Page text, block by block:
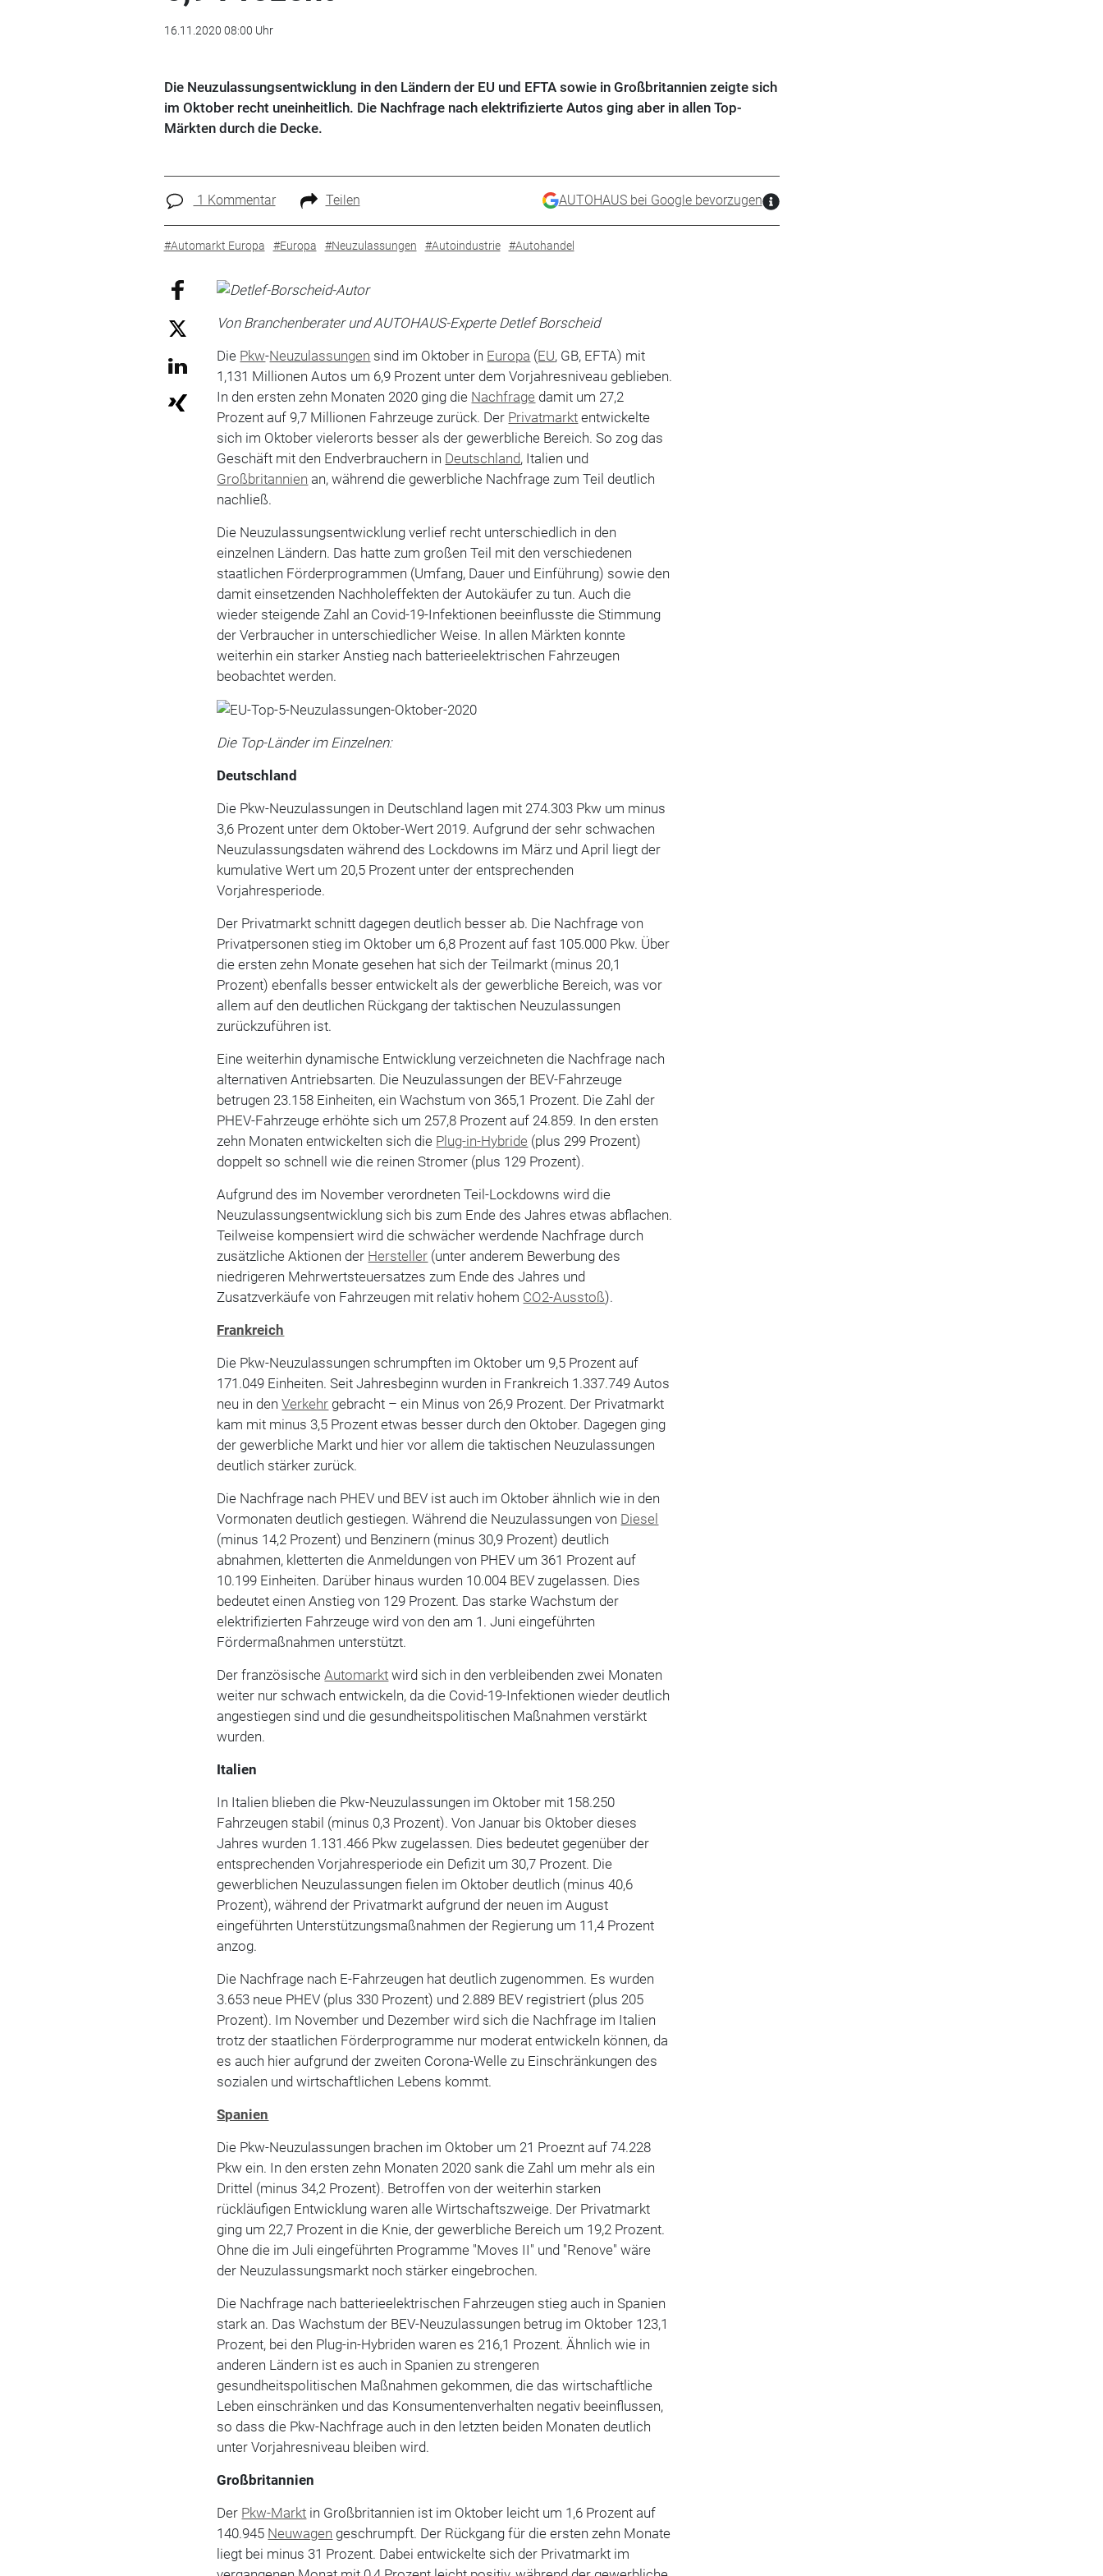
16.11.2020 08:00 Uhr
Die Neuzulassungsentwicklung in den Ländern der EU und EFTA sowie in Großbritannien zeigte sich
im Oktober recht uneinheitlich. Die Nachfrage nach elektrifizierte Autos ging aber in allen Top-
Märkten durch die Decke.
1 Kommentar Teilen AUTOHAUS bei Google bevorzugen
#Automarkt Europa #Europa #Neuzulassungen #Autoindustrie #Autohandel
Von Branchenberater und AUTOHAUS-Experte Detlef Borscheid
Die Pkw-Neuzulassungen sind im Oktober in Europa (EU, GB, EFTA) mit
1,131 Millionen Autos um 6,9 Prozent unter dem Vorjahresniveau geblieben.
In den ersten zehn Monaten 2020 ging die Nachfrage damit um 27,2
Prozent auf 9,7 Millionen Fahrzeuge zurück. Der Privatmarkt entwickelte
sich im Oktober vielerorts besser als der gewerbliche Bereich. So zog das
Geschäft mit den Endverbrauchern in Deutschland, Italien und
Großbritannien an, während die gewerbliche Nachfrage zum Teil deutlich
nachließ.
Die Neuzulassungsentwicklung verlief recht unterschiedlich in den
einzelnen Ländern. Das hatte zum großen Teil mit den verschiedenen
staatlichen Förderprogrammen (Umfang, Dauer und Einführung) sowie den
damit einsetzenden Nachholeffekten der Autokäufer zu tun. Auch die
wieder steigende Zahl an Covid-19-Infektionen beeinflusste die Stimmung
der Verbraucher in unterschiedlicher Weise. In allen Märkten konnte
weiterhin ein starker Anstieg nach batterieelektrischen Fahrzeugen
beobachtet werden.
Die Top-Länder im Einzelnen:
Deutschland
Die Pkw-Neuzulassungen in Deutschland lagen mit 274.303 Pkw um minus
3,6 Prozent unter dem Oktober-Wert 2019. Aufgrund der sehr schwachen
Neuzulassungsdaten während des Lockdowns im März und April liegt der
kumulative Wert um 20,5 Prozent unter der entsprechenden
Vorjahresperiode.
Der Privatmarkt schnitt dagegen deutlich besser ab. Die Nachfrage von
Privatpersonen stieg im Oktober um 6,8 Prozent auf fast 105.000 Pkw. Über
die ersten zehn Monate gesehen hat sich der Teilmarkt (minus 20,1
Prozent) ebenfalls besser entwickelt als der gewerbliche Bereich, was vor
allem auf den deutlichen Rückgang der taktischen Neuzulassungen
zurückzuführen ist.
Eine weiterhin dynamische Entwicklung verzeichneten die Nachfrage nach
alternativen Antriebsarten. Die Neuzulassungen der BEV-Fahrzeuge
betrugen 23.158 Einheiten, ein Wachstum von 365,1 Prozent. Die Zahl der
PHEV-Fahrzeuge erhöhte sich um 257,8 Prozent auf 24.859. In den ersten
zehn Monaten entwickelten sich die Plug-in-Hybride (plus 299 Prozent)
doppelt so schnell wie die reinen Stromer (plus 129 Prozent).
Aufgrund des im November verordneten Teil-Lockdowns wird die
Neuzulassungsentwicklung sich bis zum Ende des Jahres etwas abflachen.
Teilweise kompensiert wird die schwächer werdende Nachfrage durch
zusätzliche Aktionen der Hersteller (unter anderem Bewerbung des
niedrigeren Mehrwertsteuersatzes zum Ende des Jahres und
Zusatzverkäufe von Fahrzeugen mit relativ hohem CO2-Ausstoß).
Frankreich
Die Pkw-Neuzulassungen schrumpften im Oktober um 9,5 Prozent auf
171.049 Einheiten. Seit Jahresbeginn wurden in Frankreich 1.337.749 Autos
neu in denVerkehr gebracht – ein Minus von 26,9 Prozent. Der Privatmarkt
kam mit minus 3,5 Prozent etwas besser durch den Oktober. Dagegen ging
der gewerbliche Markt und hier vor allem die taktischen Neuzulassungen
deutlich stärker zurück.
Die Nachfrage nach PHEV und BEV ist auch im Oktober ähnlich wie in den
Vormonaten deutlich gestiegen. Während die Neuzulassungen von Diesel
(minus 14,2 Prozent) und Benzinern (minus 30,9 Prozent) deutlich
abnahmen, kletterten die Anmeldungen von PHEV um 361 Prozent auf
10.199 Einheiten. Darüber hinaus wurden 10.004 BEV zugelassen. Dies
bedeutet einen Anstieg von 129 Prozent. Das starke Wachstum der
elektrifizierten Fahrzeuge wird von den am 1. Juni eingeführten
Fördermaßnahmen unterstützt.
Der französischeAutomarkt wird sich in den verbleibenden zwei Monaten
weiter nur schwach entwickeln, da die Covid-19-Infektionen wieder deutlich
angestiegen sind und die gesundheitspolitischen Maßnahmen verstärkt
wurden.
Italien
In Italien blieben die Pkw-Neuzulassungen im Oktober mit 158.250
Fahrzeugen stabil (minus 0,3 Prozent). Von Januar bis Oktober dieses
Jahres wurden 1.131.466 Pkw zugelassen. Dies bedeutet gegenüber der
entsprechenden Vorjahresperiode ein Defizit um 30,7 Prozent. Die
gewerblichen Neuzulassungen fielen im Oktober deutlich (minus 40,6
Prozent), während der Privatmarkt aufgrund der neuen im August
eingeführten Unterstützungsmaßnahmen der Regierung um 11,4 Prozent
anzog.
Die Nachfrage nach E-Fahrzeugen hat deutlich zugenommen. Es wurden
3.653 neue PHEV (plus 330 Prozent) und 2.889 BEV registriert (plus 205
Prozent). Im November und Dezember wird sich die Nachfrage im Italien
trotz der staatlichen Förderprogramme nur moderat entwickeln können, da
es auch hier aufgrund der zweiten Corona-Welle zu Einschränkungen des
sozialen und wirtschaftlichen Lebens kommt.
Spanien
Die Pkw-Neuzulassungen brachen im Oktober um 21 Proeznt auf 74.228
Pkw ein. In den ersten zehn Monaten 2020 sank die Zahl um mehr als ein
Drittel (minus 34,2 Prozent). Betroffen von der weiterhin starken
rückläufigen Entwicklung waren alle Wirtschaftszweige. Der Privatmarkt
ging um 22,7 Prozent in die Knie, der gewerbliche Bereich um 19,2 Prozent.
Ohne die im Juli eingeführten Programme "Moves II" und "Renove" wäre
der Neuzulassungsmarkt noch stärker eingebrochen.
Die Nachfrage nach batterieelektrischen Fahrzeugen stieg auch in Spanien
stark an. Das Wachstum der BEV-Neuzulassungen betrug im Oktober 123,1
Prozent, bei den Plug-in-Hybriden waren es 216,1 Prozent. Ähnlich wie in
anderen Ländern ist es auch in Spanien zu strengeren
gesundheitspolitischen Maßnahmen gekommen, die das wirtschaftliche
Leben einschränken und das Konsumentenverhalten negativ beeinflussen,
so dass die Pkw-Nachfrage auch in den letzten beiden Monaten deutlich
unter Vorjahresniveau bleiben wird.
Großbritannien
Der Pkw-Markt in Großbritannien ist im Oktober leicht um 1,6 Prozent auf
140.945 Neuwagen geschrumpft. Der Rückgang für die ersten zehn Monate
liegt bei minus 31 Prozent. Dabei entwickelte sich der Privatmarkt im